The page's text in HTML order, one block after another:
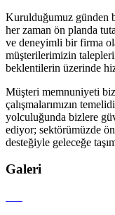
Kurulduğumuz günden
her zaman ön planda
ve deneyimli bir firma
müşterilerimizin
beklentilerin üzerinde
Müşteri memnuniyeti
çalışmalarımızın
yolculuğunda bizlere
ediyor; sektörümüzde
desteğiyle geleceğe
Galeri